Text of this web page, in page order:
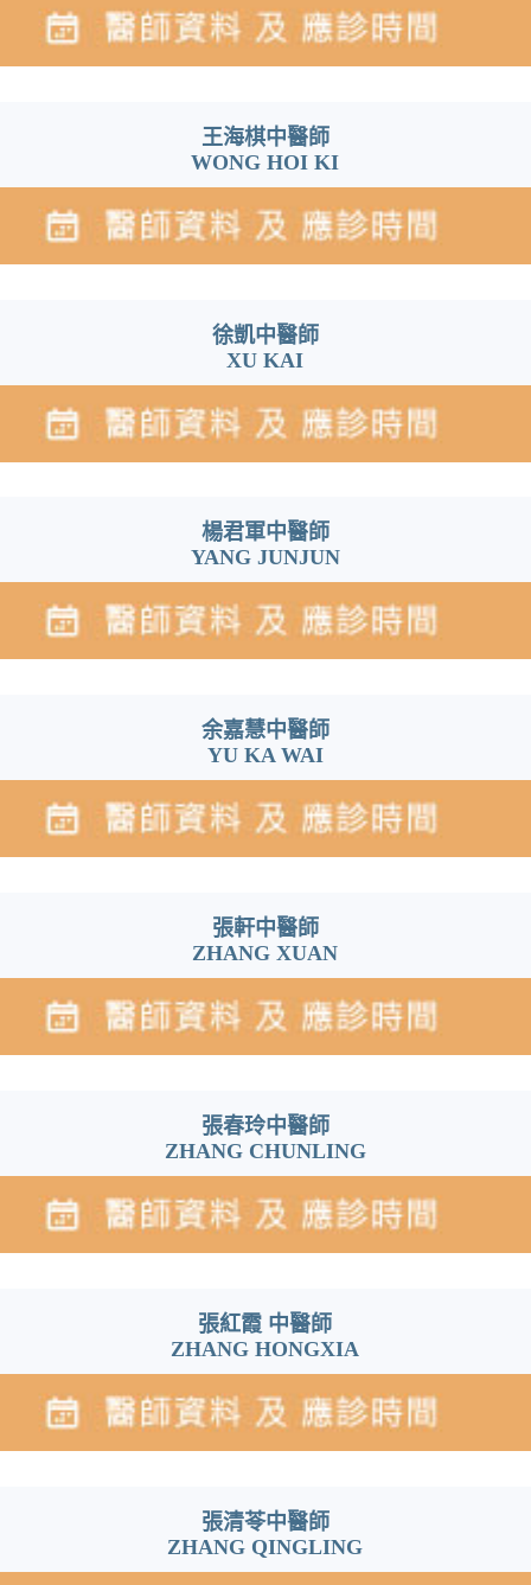
王海棋中醫師
WONG HOI KI
徐凱中醫師
XU KAI
楊君軍中醫師
YANG JUNJUN
余嘉慧中醫師
YU KA WAI
張軒中醫師
ZHANG XUAN
張春玲中醫師
ZHANG CHUNLING
張紅霞 中醫師
ZHANG HONGXIA
張清苓中醫師
ZHANG QINGLING